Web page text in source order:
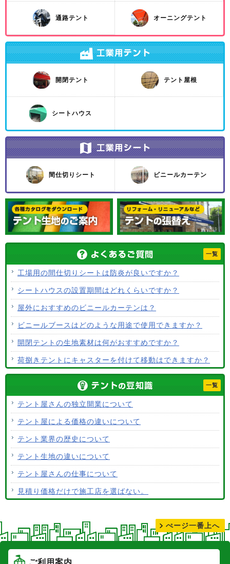
通路テント オーニングテント
開閉テント テント屋根
シートハウス
間仕切りシート ビニールカーテン
一覧
工場用の間仕切りシートは防炎が良いですか？
シートハウスの設置期間はどれくらいですか？
屋外におすすめのビニールカーテンは？
ビニールブースはどのような用途で使用できますか？
開閉テントの生地素材は何がおすすめですか？
荷捌きテントにキャスターを付けて移動はできますか？
使用するテント生地の違いは？
ALCなどにオーニングは設置できますか？
テント生地はクリーニングできますか？
一覧
テント屋さんの独立開業について
テント屋による価格の違いについて
テント業界の歴史について
テント生地の違いについて
テント屋さんの仕事について
見積り価格だけで施工店を選ばない。
ぺージ一番上へ